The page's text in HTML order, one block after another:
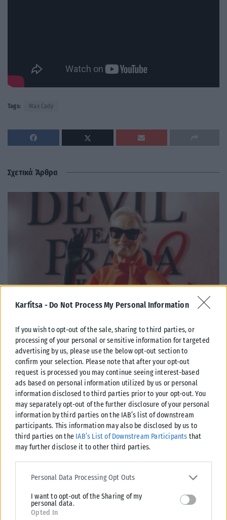
Karfitsa - Do Not Process My Personal Information
If you wish to opt-out of the sale, sharing to third parties, or
processing of your personal or sensitive information for targeted
advertising by us, please use the below opt-out section to
confirm your selection. Please note that after your opt-out
request is processed you may continue seeing interest-based
ads based on personal information utilized by us or personal
information disclosed to third parties prior to your opt-out. You
may separately opt-out of the further disclosure of your personal
information by third parties on the IAB’s list of downstream
participants. This information may also be disclosed by us to
third parties on the IAB’s List of Downstream Participants that
may further disclose it to other third parties.
Please note that this website/app uses one or more Google
services and may gather and store information including but not
deny consent to Google and its third-party tags to use your data
for below specified purposes in below Google consent section.
Personal Data Processing Opt Outs
I want to opt-out of the Sharing of my
personal data.
Opted In
Tags: Max Cady
Σχετικά Άρθρα
LIFESTYLE
Δημοπρατούνται ρούχα και αξεσουάρ από το The Devil
Wears Prada 2
Ο οίκος Christie's και τα κινηματογραφικά στούντιο 20th Century
Studios ανακοίνωσαν διαδικτυακή δημοπρασία που παρουσιάζει με τα
ρούχα και αξεσουάρ...
ΑΝΑΡΤΉΘΗΚΕ ΑΠΌ KARFITSANEWS 08/08/2026